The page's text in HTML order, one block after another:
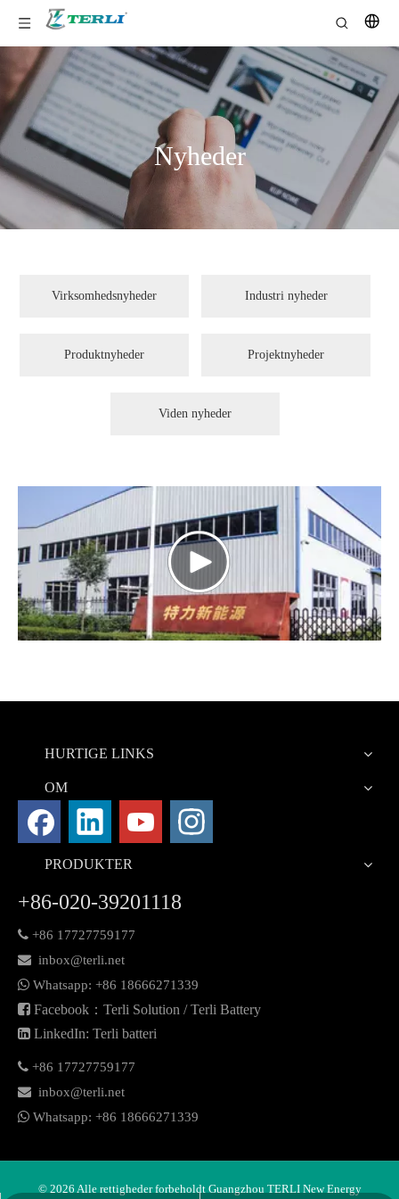
Nyheder
Virksomhedsnyheder Industri nyheder
Produktnyheder Projektnyheder
Viden nyheder
HURTIGE LINKS
OM
PRODUKTER
+86-020-39201118
 +86 17727759177
 inbox@terli.net
 Whatsapp: +86 18666271339
 Facebook：Terli Solution / Terli Battery
 LinkedIn: Terli batteri
 +86 17727759177
 inbox@terli.net
 Whatsapp: +86 18666271339
© 2026 Alle rettigheder forbeholdt Guangzhou TERLI New Energy